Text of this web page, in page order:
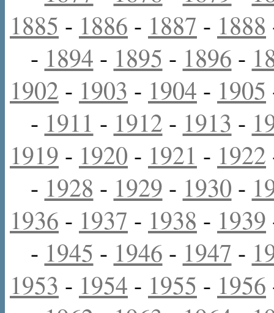
1885 - 1886 - 1887 - 1888
- 1894 - 1895 - 1896 -
1902 - 1903 - 1904 - 1905
- 1911 - 1912 - 1913 -
1919 - 1920 - 1921 - 1922
- 1928 - 1929 - 1930 -
1936 - 1937 - 1938 - 1939
- 1945 - 1946 - 1947 -
1953 - 1954 - 1955 - 1956